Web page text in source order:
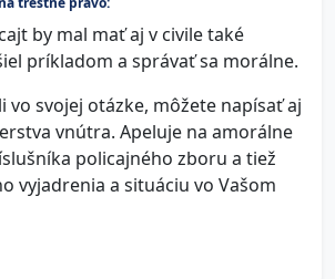
by mal mať aj v civile také
príkladom a správať sa morálne.
vo svojej otázke, môžete napísať aj
vnútra. Apeluje na amorálne
policajného zboru a tiež
vyjadrenia a situáciu vo Vašom